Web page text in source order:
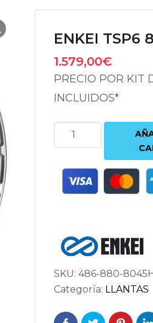
ENKEI TSP6
1.579,00€
PRECIO POR KIT
INCLUIDOS*
ENKEI
TSP6
5X100
ET45
cantidad
SKU: 486-880-
Categoría: LLANTAS